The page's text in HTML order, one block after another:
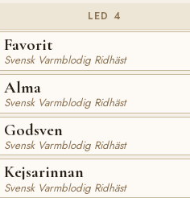
LED 4
Favorit
Svensk Varmblodig Ridhäst
Alma
Svensk Varmblodig Ridhäst
Godsven
Svensk Varmblodig Ridhäst
Kejsarinnan
Svensk Varmblodig Ridhäst